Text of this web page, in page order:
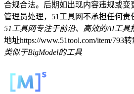
合规合法。后期如出现内容违规或变
管理员处理，51工具网不承担任何责
51工具网专注于前沿、高效的AI工具
地址https://www.51tool.com/item/793
类似于BigModel的工具